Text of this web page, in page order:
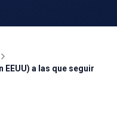
EEUU) a las que seguir